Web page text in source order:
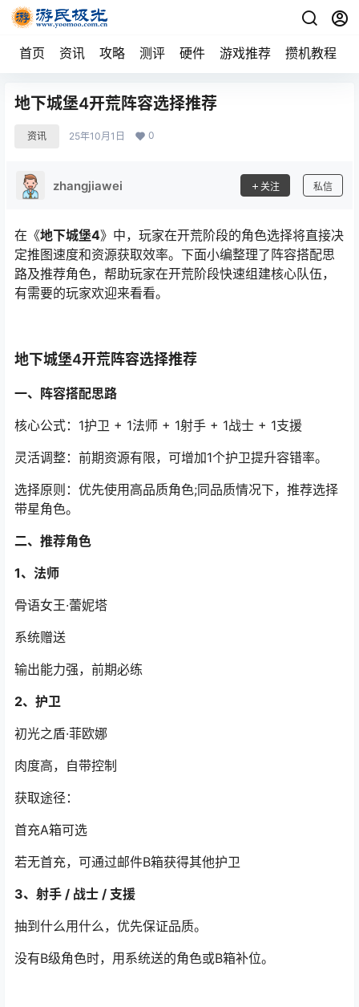
首页 资讯 攻略 测评 硬件 游戏推荐 攒机教程
地下城堡4开荒阵容选择推荐
资讯 25年10月1日 0
zhangjiawei 关注 私信
在《地下城堡4》中，玩家在开荒阶段的角色选择将直接决
定推图速度和资源获取效率。下面小编整理了阵容搭配思
路及推荐角色，帮助玩家在开荒阶段快速组建核心队伍，
有需要的玩家欢迎来看看。
地下城堡4开荒阵容选择推荐
一、阵容搭配思路
核心公式：1护卫 + 1法师 + 1射手 + 1战士 + 1支援
灵活调整：前期资源有限，可增加1个护卫提升容错率。
选择原则：优先使用高品质角色;同品质情况下，推荐选择
带星角色。
二、推荐角色
1、法师
骨语女王·蕾妮塔
系统赠送
输出能力强，前期必练
2、护卫
初光之盾·菲欧娜
肉度高，自带控制
获取途径：
首充A箱可选
若无首充，可通过邮件B箱获得其他护卫
3、射手 / 战士 / 支援
抽到什么用什么，优先保证品质。
没有B级角色时，用系统送的角色或B箱补位。